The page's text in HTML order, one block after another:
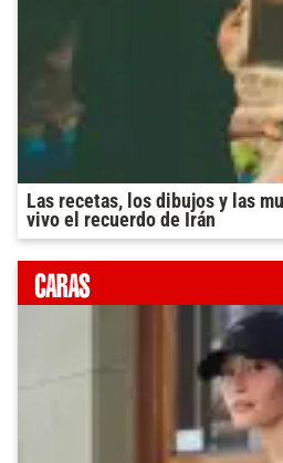
Las recetas, los dibujos y las
vivo el recuerdo de Irán